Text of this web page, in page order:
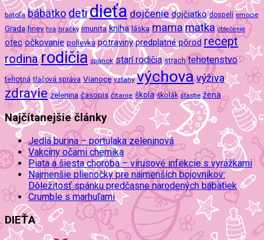
batoľa bábätko detidieťa dojčenie dojčiatko dospelí emócie
Grada hnev hra hračky imunita kniha láska mama matka oblečenie
otec očkovanie polievka potraviny predplatné pôrod recept
rodinarodičia spánok starí rodičia strach tehotenstvo
tehotná tlačová správa Vianoce vzťahy výchovavýživa
zdravie zelenina časopis čítanie škola školák šťastie žena
Najčítanejšie články
Jedlá burina – portulaka zeleninová
Vakcíny očami chemika
Piata a šiesta choroba – vírusové infekcie s vyrážkami
Najmenšie plienočky pre najmenších bojovníkov:
Dôležitosť spánku predčasne narodených bábätiek
Crumble s marhuľami
DIEŤA